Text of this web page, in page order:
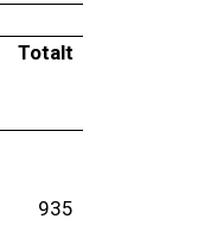
Totalt
935